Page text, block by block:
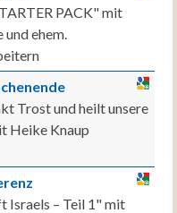
PACK" mit
ehem.
Trost und heilt unsere
Heike Knaup
Israels – Teil 1" mit